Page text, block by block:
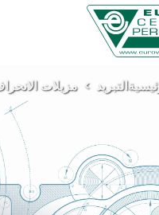
التبريد مزيلات الانحراف